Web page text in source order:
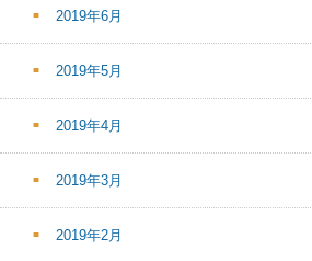
2019年6月
2019年5月
2019年4月
2019年3月
2019年2月